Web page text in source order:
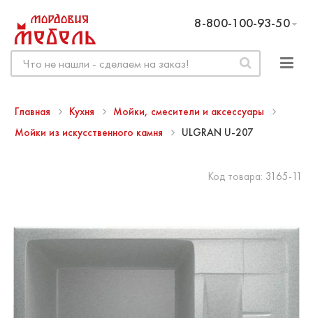
8-800-100-93-50
Главная Кухня
Мойки, смесители и аксессуары
Мойки из искусственного камня
ULGRAN U-207
Код товара: 3165-11